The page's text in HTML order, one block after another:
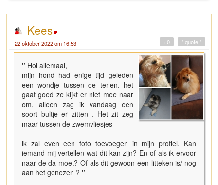
Kees
22 oktober 2022 om 16:53 " quote "
+0
" Hoi allemaal,
mijn hond had enige tijd geleden
een wondje tussen de tenen. het
gaat goed ze kijkt er niet mee naar
om, alleen zag ik vandaag een
soort bultje er zitten . Het zit zeg
maar tussen de zwemvliesjes
ik zal even een foto toevoegen in mijn profiel. Kan
iemand mij vertellen wat dit kan zijn? En of als ik ervoor
naar de da moet? Of als dit gewoon een litteken is/ nog
aan het genezen ? "